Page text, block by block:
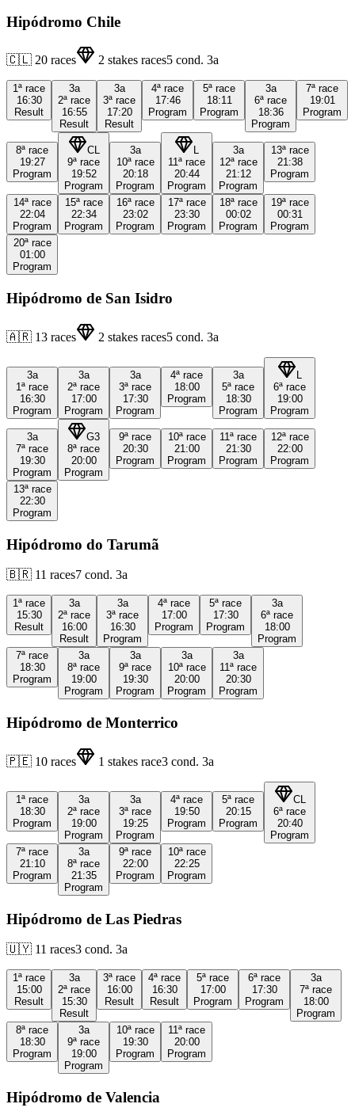
Hipódromo Chile
🇨🇱 20 races 2 stakes races5 cond. 3a
1ª race
16:30
Result
3a
2ª race
16:55
Result
3a
3ª race
17:20
Result
4ª race
17:46
Program
5ª race
18:11
Program
3a
6ª race
18:36
Program
7ª race
19:01
Program
8ª race
19:27
Program
CL
9ª race
19:52
Program
3a
10ª race
20:18
Program
L
11ª race
20:44
Program
3a
12ª race
21:12
Program
13ª race
21:38
Program
14ª race
22:04
Program
15ª race
22:34
Program
16ª race
23:02
Program
17ª race
23:30
Program
18ª race
00:02
Program
19ª race
00:31
Program
20ª race
01:00
Program
Hipódromo de San Isidro
🇦🇷 13 races 2 stakes races5 cond. 3a
3a
1ª race
16:30
Program
3a
2ª race
17:00
Program
3a
3ª race
17:30
Program
4ª race
18:00
Program
3a
5ª race
18:30
Program
6ª race
19:00
Program
3a
7ª race
19:30
Program
G3
8ª race
20:00
Program
9ª race
20:30
Program
10ª race
21:00
Program
11ª race
21:30
Program
12ª race
22:00
Program
13ª race
22:30
Program
Hipódromo do Tarumã
🇧🇷 11 races7 cond. 3a
1ª race
15:30
Result
3a
2ª race
16:00
Result
3a
3ª race
16:30
Program
4ª race
17:00
Program
5ª race
17:30
Program
3a
6ª race
18:00
Program
7ª race
18:30
Program
3a
8ª race
19:00
Program
3a
9ª race
19:30
Program
3a
10ª race
20:00
Program
3a
11ª race
20:30
Program
Hipódromo de Monterrico
🇵🇪 10 races 1 stakes race3 cond. 3a
1ª race
18:30
Program
3a
2ª race
19:00
Program
3a
3ª race
19:25
Program
4ª race
19:50
Program
5ª race
20:15
Program
CL
6ª race
20:40
Program
7ª race
21:10
Program
3a
8ª race
21:35
Program
9ª race
22:00
Program
10ª race
22:25
Program
Hipódromo de Las Piedras
🇺🇾 11 races3 cond. 3a
1ª race
15:00
Result
3a
2ª race
15:30
Result
3ª race
16:00
Result
4ª race
16:30
Result
5ª race
17:00
Program
6ª race
17:30
Program
3a
7ª race
18:00
Program
8ª race
18:30
Program
3a
9ª race
19:00
Program
10ª race
19:30
Program
11ª race
20:00
Program
Hipódromo de Valencia